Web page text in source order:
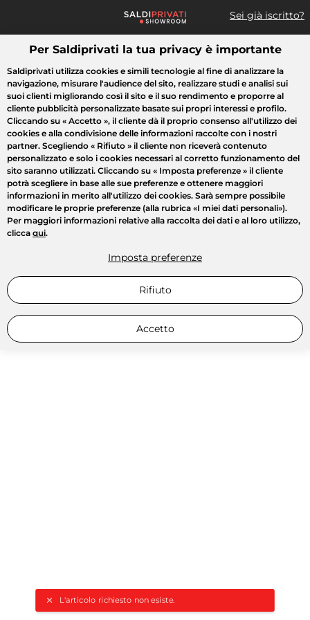
Sei già iscritto?
Cosa cerchi?
L'articolo richiesto non esiste.
Tutte le vendite Moda Casa Bellezza Elettrodomestici
Per Saldiprivati la tua privacy è importante
Saldiprivati utilizza cookies e simili tecnologie al fine di analizzare la
navigazione, misurare l'audience del sito, realizzare studi e analisi sui
suoi clienti migliorando così il sito e il suo rendimento e proporre al
cliente pubblicità personalizzate basate sui propri interessi e profilo.
Cliccando su « Accetto », il cliente dà il proprio consenso all'utilizzo dei
cookies e alla condivisione delle informazioni raccolte con i nostri
partner. Scegliendo « Rifiuto » il cliente non riceverà contenuto
personalizzato e solo i cookies necessari al corretto funzionamento del
sito saranno utilizzati. Cliccando su « Imposta preferenze » il cliente
potrà scegliere in base alle sue preferenze e ottenere maggiori
informazioni in merito all'utilizzo dei cookies. Sarà sempre possibile
modificare le proprie preferenze (alla rubrica «I miei dati personali»).
Per maggiori informazioni relative alla raccolta dei dati e al loro utilizzo,
clicca qui.
Imposta preferenze
Rifiuto
Accetto